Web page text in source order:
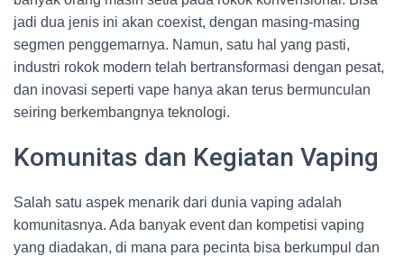
jadi dua jenis ini akan coexist, dengan masing-masing
segmen penggemarnya. Namun, satu hal yang pasti,
industri rokok modern telah bertransformasi dengan pesat,
dan inovasi seperti vape hanya akan terus bermunculan
seiring berkembangnya teknologi.
Komunitas dan Kegiatan Vaping
Salah satu aspek menarik dari dunia vaping adalah
komunitasnya. Ada banyak event dan kompetisi vaping
yang diadakan, di mana para pecinta bisa berkumpul dan